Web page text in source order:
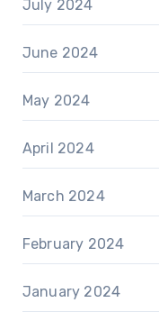
July 2024
June 2024
May 2024
April 2024
March 2024
February 2024
January 2024